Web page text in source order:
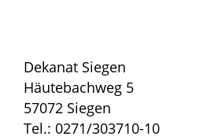
Dekanat Siegen
Häutebachweg 5
57072 Siegen
Tel.: 0271/303710-10